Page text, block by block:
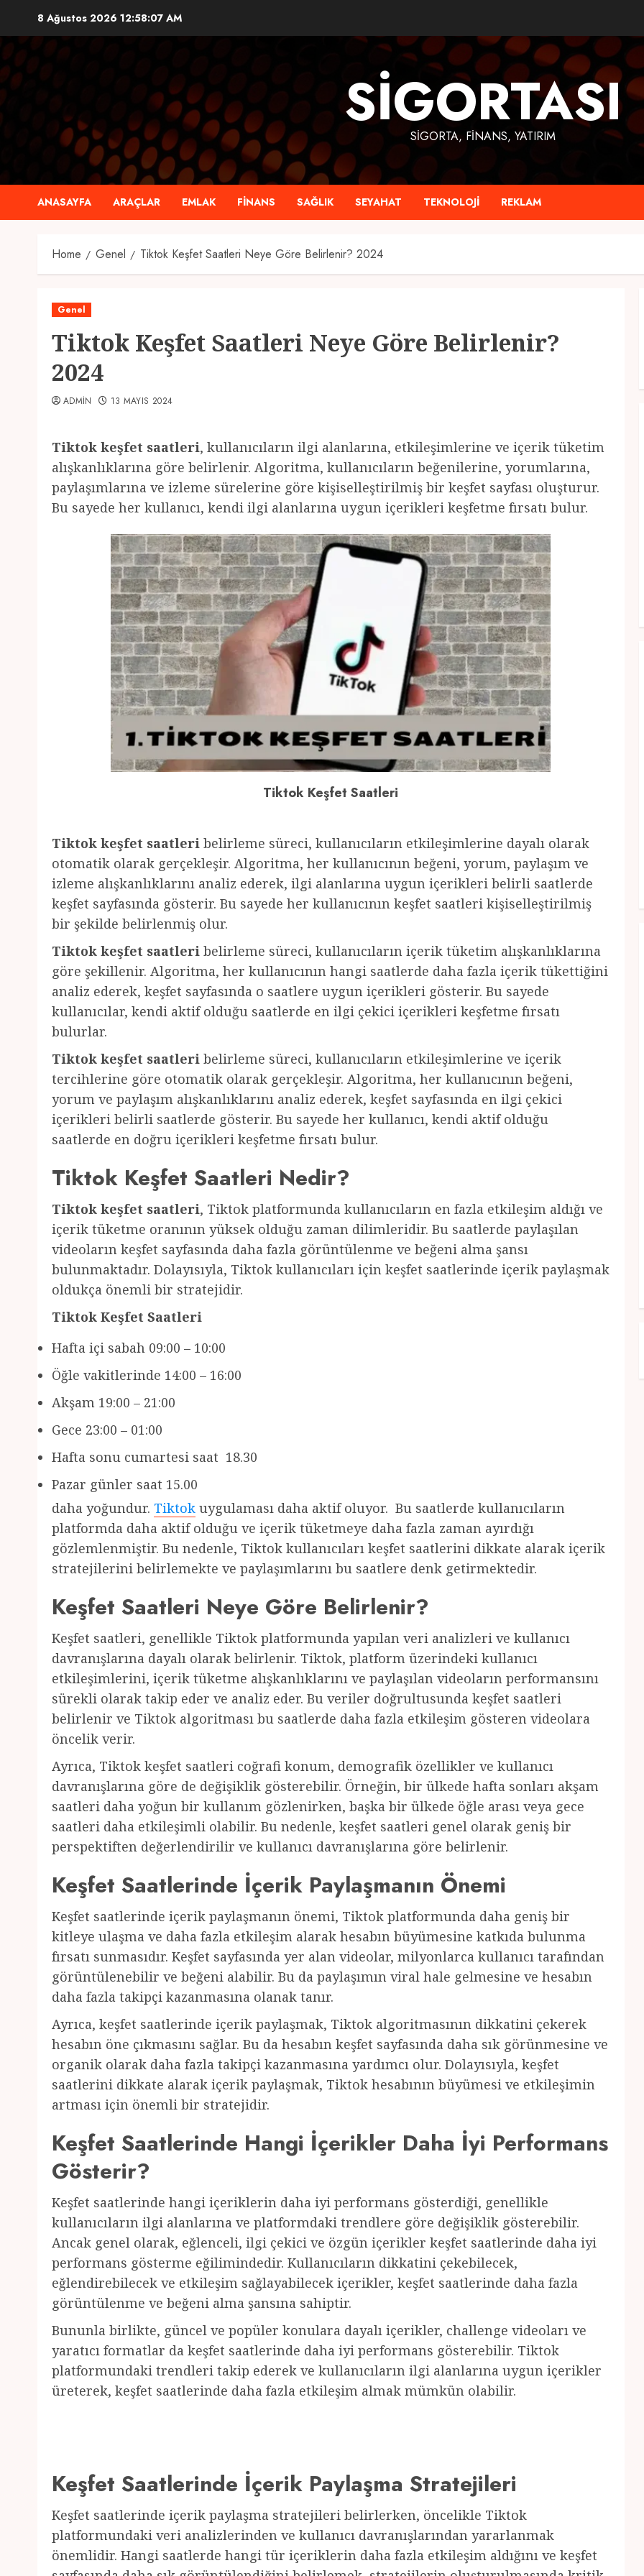
content
8 Ağustos 2026 12:58:08 AM
SIGORTASI
SIGORTA, FINANS, YATIRIM
ANASAYFA ARAÇLAR EMLAK FINANS SAĞLIK SEYAHAT TEKNOLOJI REKLAM
Home Genel Tiktok Keşfet Saatleri Neye Göre Belirlenir? 2024
Genel
Tiktok Keşfet Saatleri Neye Göre Belirlenir?
2024
ADMIN 13 MAYIS 2024
Tiktok keşfet saatleri, kullanıcıların ilgi alanlarına, etkileşimlerine ve içerik tüketim
alışkanlıklarına göre belirlenir. Algoritma, kullanıcıların beğenilerine, yorumlarına,
paylaşımlarına ve izleme sürelerine göre kişiselleştirilmiş bir keşfet sayfası oluşturur.
Bu sayede her kullanıcı, kendi ilgi alanlarına uygun içerikleri keşfetme fırsatı bulur.
Tiktok Keşfet Saatleri
Tiktok keşfet saatleri belirleme süreci, kullanıcıların etkileşimlerine dayalı olarak
otomatik olarak gerçekleşir. Algoritma, her kullanıcının beğeni, yorum, paylaşım ve
izleme alışkanlıklarını analiz ederek, ilgi alanlarına uygun içerikleri belirli saatlerde
keşfet sayfasında gösterir. Bu sayede her kullanıcının keşfet saatleri kişiselleştirilmiş
bir şekilde belirlenmiş olur.
Tiktok keşfet saatleri belirleme süreci, kullanıcıların içerik tüketim alışkanlıklarına
göre şekillenir. Algoritma, her kullanıcının hangi saatlerde daha fazla içerik tükettiğini
analiz ederek, keşfet sayfasında o saatlere uygun içerikleri gösterir. Bu sayede
kullanıcılar, kendi aktif olduğu saatlerde en ilgi çekici içerikleri keşfetme fırsatı
bulurlar.
Tiktok keşfet saatleri belirleme süreci, kullanıcıların etkileşimlerine ve içerik
tercihlerine göre otomatik olarak gerçekleşir. Algoritma, her kullanıcının beğeni,
yorum ve paylaşım alışkanlıklarını analiz ederek, keşfet sayfasında en ilgi çekici
içerikleri belirli saatlerde gösterir. Bu sayede her kullanıcı, kendi aktif olduğu
saatlerde en doğru içerikleri keşfetme fırsatı bulur.
Tiktok Keşfet Saatleri Nedir?
Tiktok keşfet saatleri, Tiktok platformunda kullanıcıların en fazla etkileşim aldığı ve
içerik tüketme oranının yüksek olduğu zaman dilimleridir. Bu saatlerde paylaşılan
videoların keşfet sayfasında daha fazla görüntülenme ve beğeni alma şansı
bulunmaktadır. Dolayısıyla, Tiktok kullanıcıları için keşfet saatlerinde içerik paylaşmak
oldukça önemli bir stratejidir.
Tiktok Keşfet Saatleri
Hafta içi sabah 09:00 – 10:00
Öğle vakitlerinde 14:00 – 16:00
Akşam 19:00 – 21:00
Gece 23:00 – 01:00
Hafta sonu cumartesi saat 18.30
Pazar günler saat 15.00
daha yoğundur. Tiktok uygulaması daha aktif oluyor. Bu saatlerde kullanıcıların
platformda daha aktif olduğu ve içerik tüketmeye daha fazla zaman ayırdığı
gözlemlenmiştir. Bu nedenle, Tiktok kullanıcıları keşfet saatlerini dikkate alarak içerik
stratejilerini belirlemekte ve paylaşımlarını bu saatlere denk getirmektedir.
Keşfet Saatleri Neye Göre Belirlenir?
Keşfet saatleri, genellikle Tiktok platformunda yapılan veri analizleri ve kullanıcı
davranışlarına dayalı olarak belirlenir. Tiktok, platform üzerindeki kullanıcı
etkileşimlerini, içerik tüketme alışkanlıklarını ve paylaşılan videoların performansını
sürekli olarak takip eder ve analiz eder. Bu veriler doğrultusunda keşfet saatleri
belirlenir ve Tiktok algoritması bu saatlerde daha fazla etkileşim gösteren videolara
öncelik verir.
Ayrıca, Tiktok keşfet saatleri coğrafi konum, demografik özellikler ve kullanıcı
davranışlarına göre de değişiklik gösterebilir. Örneğin, bir ülkede hafta sonları akşam
saatleri daha yoğun bir kullanım gözlenirken, başka bir ülkede öğle arası veya gece
saatleri daha etkileşimli olabilir. Bu nedenle, keşfet saatleri genel olarak geniş bir
perspektiften değerlendirilir ve kullanıcı davranışlarına göre belirlenir.
Keşfet Saatlerinde İçerik Paylaşmanın Önemi
Keşfet saatlerinde içerik paylaşmanın önemi, Tiktok platformunda daha geniş bir
kitleye ulaşma ve daha fazla etkileşim alarak hesabın büyümesine katkıda bulunma
fırsatı sunmasıdır. Keşfet sayfasında yer alan videolar, milyonlarca kullanıcı tarafından
görüntülenebilir ve beğeni alabilir. Bu da paylaşımın viral hale gelmesine ve hesabın
daha fazla takipçi kazanmasına olanak tanır.
Ayrıca, keşfet saatlerinde içerik paylaşmak, Tiktok algoritmasının dikkatini çekerek
hesabın öne çıkmasını sağlar. Bu da hesabın keşfet sayfasında daha sık görünmesine ve
organik olarak daha fazla takipçi kazanmasına yardımcı olur. Dolayısıyla, keşfet
saatlerini dikkate alarak içerik paylaşmak, Tiktok hesabının büyümesi ve etkileşimin
artması için önemli bir stratejidir.
Keşfet Saatlerinde Hangi İçerikler Daha İyi Performans
Gösterir?
Keşfet saatlerinde hangi içeriklerin daha iyi performans gösterdiği, genellikle
kullanıcıların ilgi alanlarına ve platformdaki trendlere göre değişiklik gösterebilir.
Ancak genel olarak, eğlenceli, ilgi çekici ve özgün içerikler keşfet saatlerinde daha iyi
performans gösterme eğilimindedir. Kullanıcıların dikkatini çekebilecek,
eğlendirebilecek ve etkileşim sağlayabilecek içerikler, keşfet saatlerinde daha fazla
görüntülenme ve beğeni alma şansına sahiptir.
Bununla birlikte, güncel ve popüler konulara dayalı içerikler, challenge videoları ve
yaratıcı formatlar da keşfet saatlerinde daha iyi performans gösterebilir. Tiktok
platformundaki trendleri takip ederek ve kullanıcıların ilgi alanlarına uygun içerikler
üreterek, keşfet saatlerinde daha fazla etkileşim almak mümkün olabilir.
Keşfet Saatlerinde İçerik Paylaşma Stratejileri
Keşfet saatlerinde içerik paylaşma stratejileri belirlerken, öncelikle Tiktok
platformundaki veri analizlerinden ve kullanıcı davranışlarından yararlanmak
önemlidir. Hangi saatlerde hangi tür içeriklerin daha fazla etkileşim aldığını ve keşfet